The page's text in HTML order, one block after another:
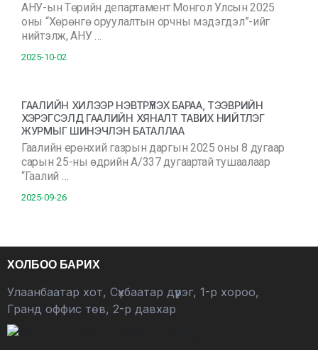
АНУ-ын Төрийн департамент Монгол Улсын 2025
оны “Хөрөнгө оруулалтын орчны мэдэгдэл”-ийг
нийтэлж, АНУ …
2025-10-02
ГААЛИЙН ХИЛЭЭР НЭВТРҮҮЛЭХ БАРАА, ТЭЭВРИЙН
ХЭРЭГСЭЛД ГААЛИЙН ХЯНАЛТ ТАВИХ НИЙТЛЭГ
ЖУРМЫГ ШИНЭЧЛЭН БАТАЛЛАА
Гаалийн ерөнхий газрын даргын 2025 оны 8 дугаар
сарын 25-ны өдрийн А/337 дугаартай тушаалаар
“Гаалий …
2025-09-26
ХОЛБОО БАРИХ
Улаанбаатар хот, Сүхбаатар дүүрэг, 1-р хороо,
Гранд оффис төв, 2-р давхар